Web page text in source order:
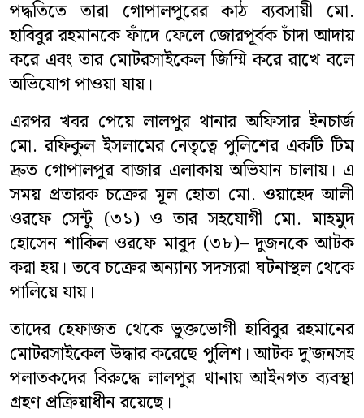
লাইফস্টাইল
প্রবাসী সংবাদ
মতাতম
শিক্ষাঙ্গন
অপরাধ
ধর্ম
সাহিত্য
স্বাস্থ্য
কৃষি
পাঁচ মিশালী
পদ্ধতিতে তারা গোপালপুরের কাঠ ব্যবসায়ী মো.
হাবিবুর রহমানকে ফাঁদে ফেলে জোরপূর্বক চাঁদা আদায়
করে এবং তার মোটরসাইকেল জিম্মি করে রাখে বলে
অভিযোগ পাওয়া যায়।
এরপর খবর পেয়ে লালপুর থানার অফিসার ইনচার্জ
মো. রফিকুল ইসলামের নেতৃত্বে পুলিশের একটি টিম
দ্রুত গোপালপুর বাজার এলাকায় অভিযান চালায়। এ
সময় প্রতারক চক্রের মূল হোতা মো. ওয়াহেদ আলী
ওরফে সেন্টু (৩১) ও তার সহযোগী মো. মাহমুদ
হোসেন শাকিল ওরফে মাবুদ (৩৮)– দুজনকে আটক
করা হয়। তবে চক্রের অন্যান্য সদস্যরা ঘটনাস্থল থেকে
পালিয়ে যায়।
তাদের হেফাজত থেকে ভুক্তভোগী হাবিবুর রহমানের
মোটরসাইকেল উদ্ধার করেছে পুলিশ। আটক দু’জনসহ
পলাতকদের বিরুদ্ধে লালপুর থানায় আইনগত ব্যবস্থা
গ্রহণ প্রক্রিয়াধীন রয়েছে।